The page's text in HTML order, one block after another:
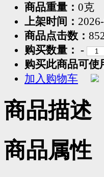
商品重量： 0克
上架时间：
商品点击数：
购买数量： -
购买此商品可使
加入购物车
商品描述
商品属性